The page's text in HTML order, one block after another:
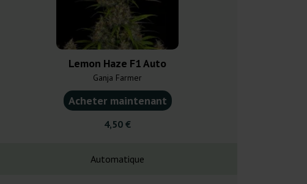
Lemon Haze F1 Auto
Ganja Farmer
Acheter maintenant
4,50 €
Automatique